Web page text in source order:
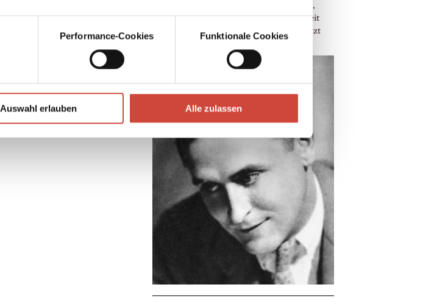
Performance-Cookies Funktionale Cookies
Auswahl erlauben Alle zulassen
Einstimmung zur nächsten Party zu Hause,
Roaring Twenties-Feelings und eine Auszeit
vom Alltag ist ein Auszug aus dem Band jetzt